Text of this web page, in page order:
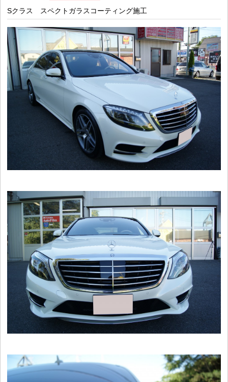
Sクラス スペクトガラスコーティング施工